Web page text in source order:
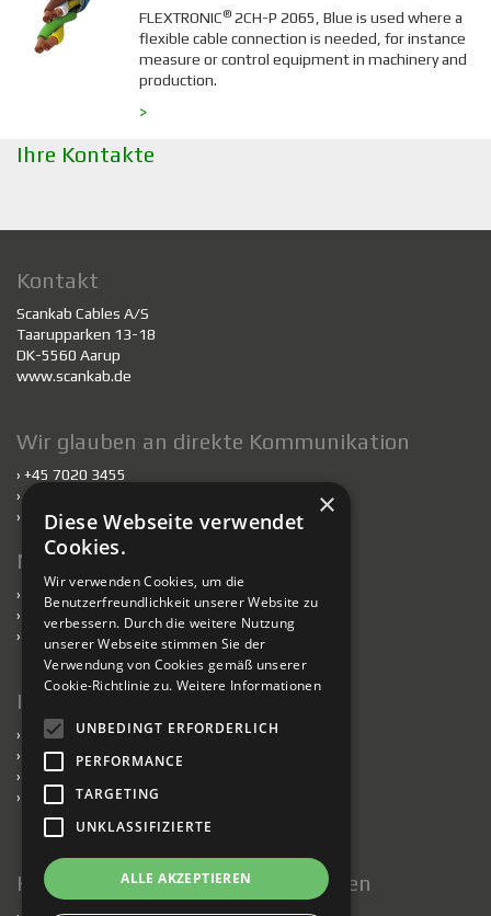
FLEXTRONIC® 2CH-P 2065, Blue is used where a
flexible cable connection is needed, for instance
measure or control equipment in machinery and
production.
>
Ihre Kontakte
Kontakt
Scankab Cables A/S
Taarupparken 13-18
DK-5560 Aarup
www.scankab.de
Wir glauben an direkte Kommunikation
› +45 7020 3455
›scankab@scankab.de
›
Mitarbeiter
Nachhaltigkeit
›
Nachhaltigkeit
›
Kabel für nachhaltiges Bauen
› Verantwortlich handelnde Fabriken
Information
›
Presse
›
Datenschutzerklärung
›
Impressum
›
Verkaufs- und Lieferbedingungen
Halten Sie mich auf dem Laufenden
×
Diese Webseite verwendet
Cookies.
Wir verwenden Cookies, um die
Benutzerfreundlichkeit unserer Website zu
verbessern. Durch die weitere Nutzung
unserer Webseite stimmen Sie der
Verwendung von Cookies gemäß unserer
Cookie-Richtlinie zu. Weitere Informationen
UNBEDINGT ERFORDERLICH
PERFORMANCE
TARGETING
UNKLASSIFIZIERTE
ALLE AKZEPTIEREN